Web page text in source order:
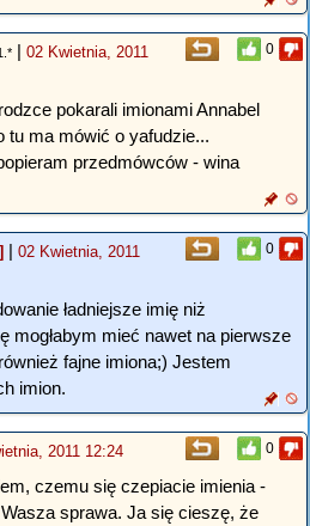
0
| 02 Kwietnia, 2011
pokarali imionami Annabel
tu ma mówić o yafudzie...
przedmówców - wina
0
| 02 Kwietnia, 2011
ładniejsze imię niż
mogłabym mieć nawet na pierwsze
fajne imiona;) Jestem
imion.
0
2011 12:24
czemu się czepiacie imienia -
sprawa. Ja się cieszę, że